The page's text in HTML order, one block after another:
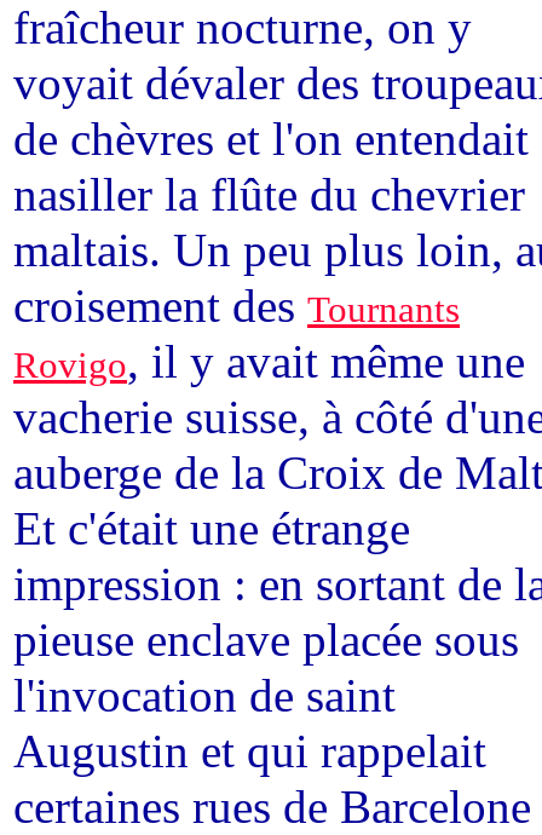
fraîcheur nocturne, on y
voyait dévaler des
de chèvres et l'on entendait
nasiller la flûte du chevrier
maltais. Un peu plus loin,
croisement des Tournants
Rovigo, il y avait même une
vacherie suisse, à côté
auberge de la Croix de
Et c'était une étrange
impression : en sortant de
pieuse enclave placée sous
l'invocation de saint
Augustin et qui rappelait
certaines rues de Barcelone